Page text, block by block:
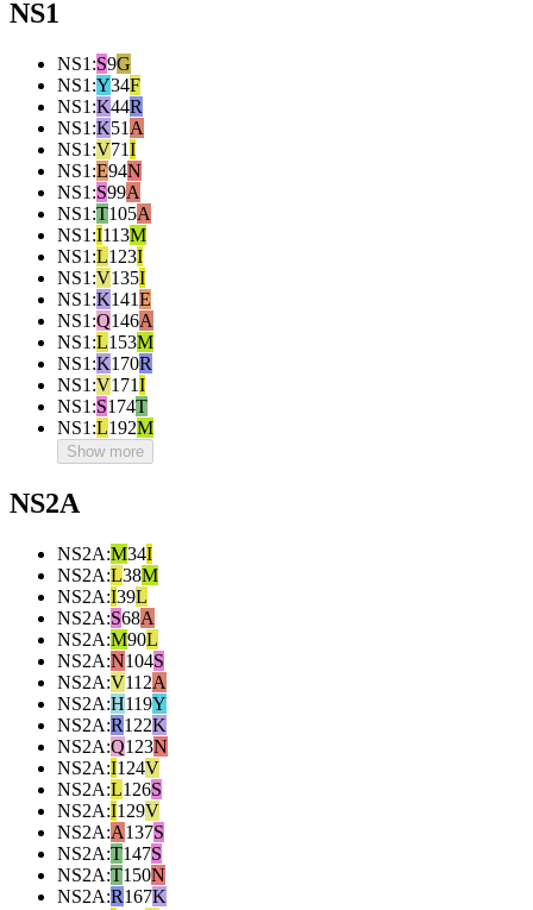
NS1
NS1 :S9G
NS1 :Y34F
NS1 :K44R
NS1 :K51 A
NS1 :V71I
NS1 :E94N
NS1 :S99A
NS1 :T105A
NS1 :I113M
NS1 :L123I
NS1 :V135I
NS1 :K141E
NS1 :Q146A
NS1 :L153M
NS1 :K170R
NS1 :V171I
NS1 :S174T
NS1 :L192M
Show more
NS2A
NS2A:M34I
NS2A:L38M
NS2A:I39L
NS2A:S68A
NS2A:M90L
NS2A:N104S
NS2A:V112A
NS2A:H119Y
NS2A:R122K
NS2A:Q123N
NS2A:I124V
NS2A:L126S
NS2A:I129V
NS2A:A137S
NS2A:T147S
NS2A:T150N
NS2A:R167K